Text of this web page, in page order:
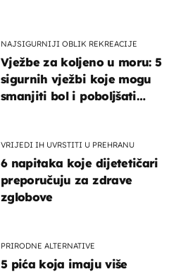
NAJSIGURNIJI OBLIK REKREACIJE
Vježbe za koljeno u moru: 5
sigurnih vježbi koje mogu
smanjiti bol i poboljšati
VRIJEDI IH UVRSTITI U PREHRANU
6 napitaka koje dijetetičari
preporučuju za zdrave
zglobove
PRIRODNE ALTERNATIVE
5 pića koja imaju više